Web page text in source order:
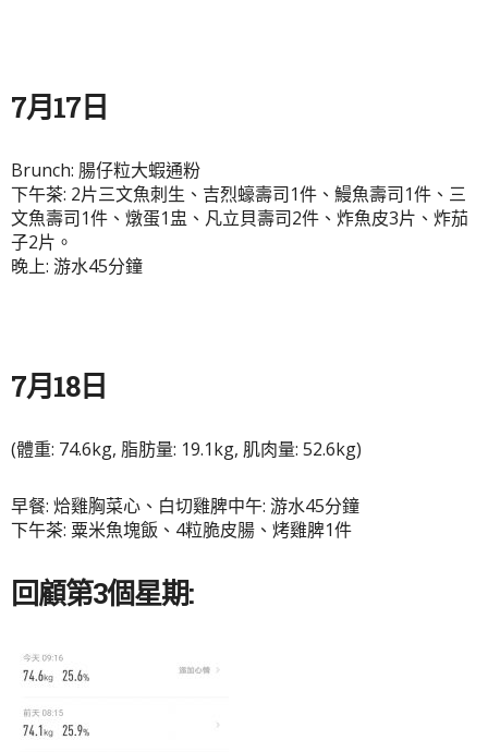
7月17日
Brunch: 腸仔粒大蝦通粉
下午茶: 2片三文魚刺生、吉烈蠔壽司1件、鰻魚壽司1件、三
文魚壽司1件、燉蛋1盅、凡立貝壽司2件、炸魚皮3片、炸茄
子2片。
晚上: 游水45分鐘
7月18日
(體重: 74.6kg, 脂肪量: 19.1kg, 肌肉量: 52.6kg)
早餐: 烚雞胸菜心、白切雞脾中午: 游水45分鐘
下午茶: 粟米魚塊飯、4粒脆皮腸、烤雞脾1件
回顧第3個星期: